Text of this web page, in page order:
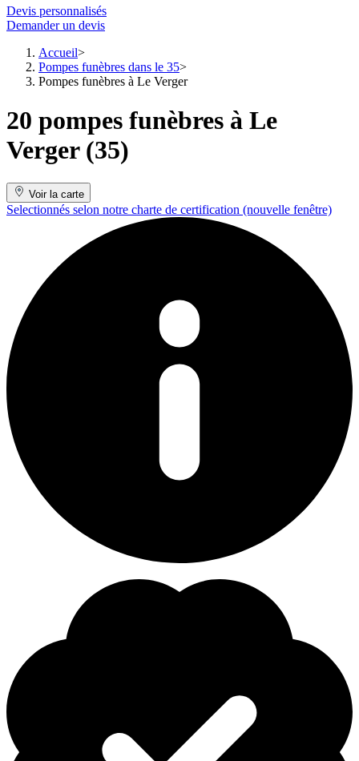
Devis personnalisés
Demander un devis
Accueil
Pompes funèbres dans le 35
Pompes funèbres à Le Verger
20 pompes funèbres à Le
Verger (35)
Voir la carte
Selectionnés selon notre charte de certification (nouvelle fenêtre)